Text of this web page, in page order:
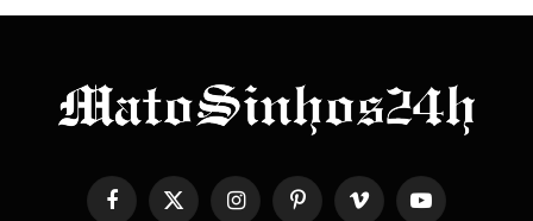
Facebook
X InstagramPinterestVimeo YouTube